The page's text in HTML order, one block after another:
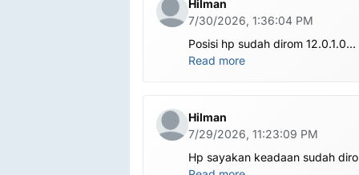
Hilman
7/30/2026, 1:36:04 PM
Posisi hp sudah dirom 12.0.1.0
.habis ubl apa perlu flash Rom
Read more
Hilman
7/29/2026, 11:23:09 PM
Hp sayakan keadaan sudah